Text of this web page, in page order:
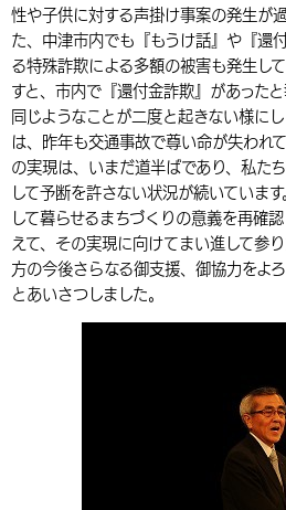
性や子供に対する声掛け事案の発生が
た、中津市内でも『もうけ話』や『還
る特殊詐欺による多額の被害も発生し
すと、市内で『還付金詐欺』があった
同じようなことが二度と起きない様に
は、昨年も交通事故で尊い命が失われ
の実現は、いまだ道半ばであり、私た
して予断を許さない状況が続いていま
して暮らせるまちづくりの意義を再確
えて、その実現に向けてまい進して参
方の今後さらなる御支援、御協力をよ
とあいさつしました。